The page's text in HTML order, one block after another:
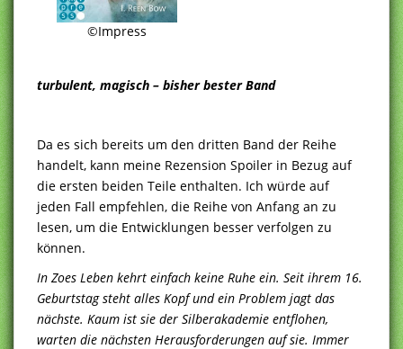
©Impress
turbulent, magisch – bisher bester Band
Da es sich bereits um den dritten Band der Reihe
handelt, kann meine Rezension Spoiler in Bezug auf
die ersten beiden Teile enthalten. Ich würde auf
jeden Fall empfehlen, die Reihe von Anfang an zu
lesen, um die Entwicklungen besser verfolgen zu
können.
In Zoes Leben kehrt einfach keine Ruhe ein. Seit ihrem 16.
Geburtstag steht alles Kopf und ein Problem jagt das
nächste. Kaum ist sie der Silberakademie entflohen,
warten die nächsten Herausforderungen auf sie. Immer